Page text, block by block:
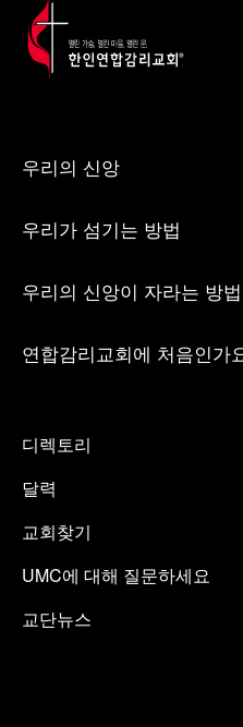
우리의 신앙
우리가 섬기는 방법
우리의 신앙이 자라는 방
연합감리교회에 처음인가
디렉토리
달력
교회찾기
UMC에 대해 질문하세요
교단뉴스